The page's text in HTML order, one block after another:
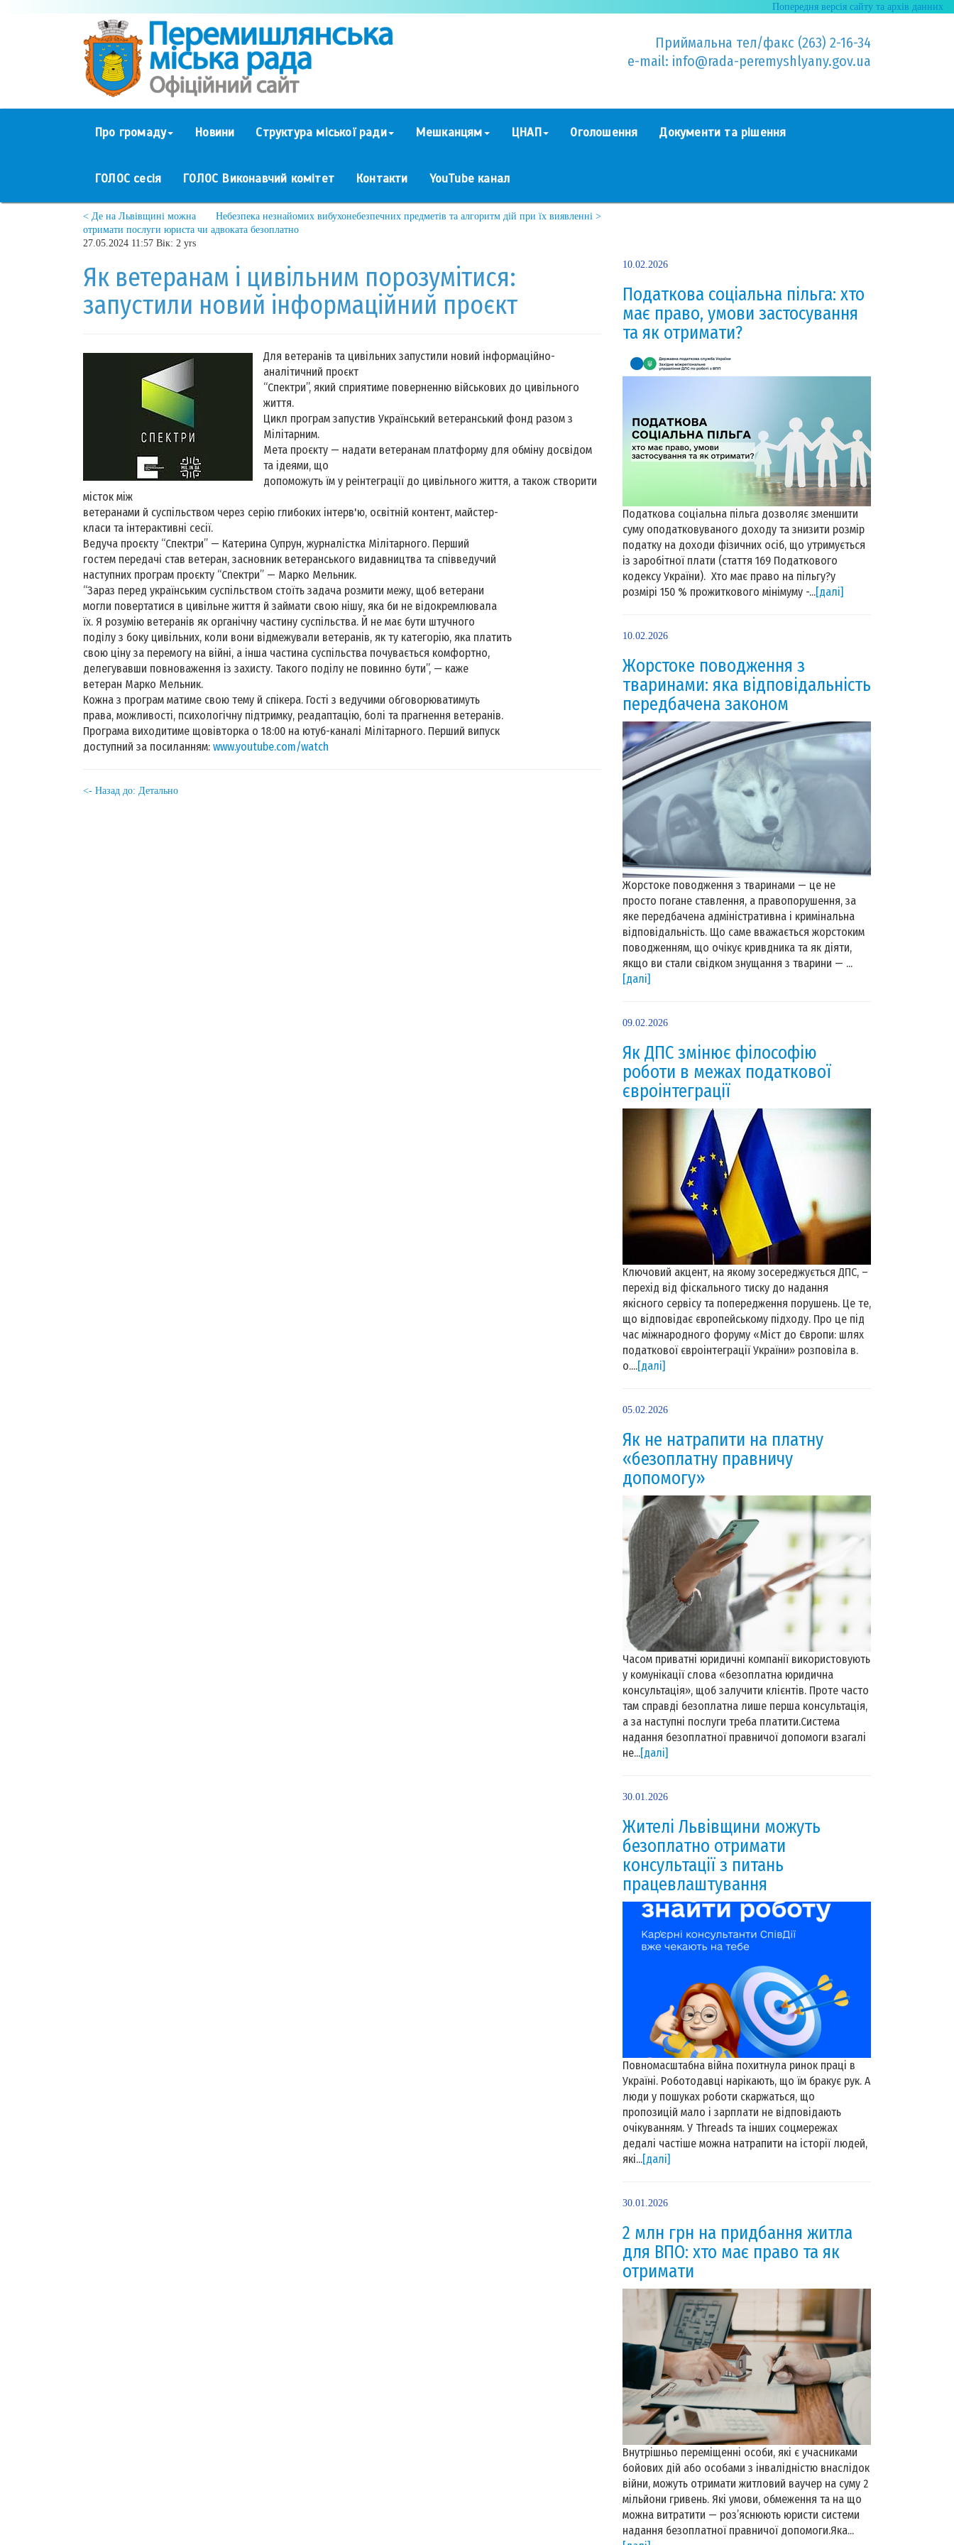
Попередня версія сайту та архів данних
Приймальна тел/факс (263) 2-16-34
e-mail: info@rada-peremyshlyany.gov.ua
Про громаду Новини Структура міської ради Мешканцям ЦНАП Оголошення Документи та рішення
ГОЛОС сесія ГОЛОС Виконавчий комітет Контакти YouTube канал
Небезпека незнайомих вибухонебезпечних предметів та алгоритм дій при їх виявленні >
< Де на Львівщині можна
отримати послуги юриста чи адвоката безоплатно
27.05.2024 11:57 Вік: 2 yrs
Як ветеранам і цивільним порозумітися:
запустили новий інформаційний проєкт
Для ветеранів та цивільних запустили новий інформаційно-
аналітичний проєкт
“Спектри”, який сприятиме поверненню військових до цивільного
життя.
Цикл програм запустив Український ветеранський фонд разом з
Мілітарним.
Мета проєкту — надати ветеранам платформу для обміну досвідом
та ідеями, що
допоможуть їм у реінтеграції до цивільного життя, а також створити
місток між
ветеранами й суспільством через серію глибоких інтерв'ю, освітній контент, майстер-
класи та інтерактивні сесії.
Ведуча проєкту “Спектри” — Катерина Супрун, журналістка Мілітарного. Перший
гостем передачі став ветеран, засновник ветеранського видавництва та співведучий
наступних програм проєкту “Спектри” — Марко Мельник.
“Зараз перед українським суспільством стоїть задача розмити межу, щоб ветерани
могли повертатися в цивільне життя й займати свою нішу, яка би не відокремлювала
їх. Я розумію ветеранів як органічну частину суспільства. Й не має бути штучного
поділу з боку цивільних, коли вони відмежували ветеранів, як ту категорію, яка платить
свою ціну за перемогу на війні, а інша частина суспільства почувається комфортно,
делегувавши повноваження із захисту. Такого поділу не повинно бути”, — каже
ветеран Марко Мельник.
Кожна з програм матиме свою тему й спікера. Гості з ведучими обговорюватимуть
права, можливості, психологічну підтримку, реадаптацію, болі та прагнення ветеранів.
Програма виходитиме щовівторка о 18:00 на ютуб-каналі Мілітарного. Перший випуск
доступний за посиланням: www.youtube.com/watch
<- Назад до: Детально
10.02.2026
Податкова соціальна пільга: хто
має право, умови застосування
та як отримати?
Податкова соціальна пільга дозволяє зменшити
суму оподатковуваного доходу та знизити розмір
податку на доходи фізичних осіб, що утримується
із заробітної плати (стаття 169 Податкового
кодексу України). Хто має право на пільгу?у
розмірі 150 % прожиткового мінімуму -...[далі]
10.02.2026
Жорстоке поводження з
тваринами: яка відповідальність
передбачена законом
Жорстоке поводження з тваринами — це не
просто погане ставлення, а правопорушення, за
яке передбачена адміністративна і кримінальна
відповідальність. Що саме вважається жорстоким
поводженням, що очікує кривдника та як діяти,
якщо ви стали свідком знущання з тварини — ...
[далі]
09.02.2026
Як ДПС змінює філософію
роботи в межах податкової
євроінтеграції
Ключовий акцент, на якому зосереджується ДПС, –
перехід від фіскального тиску до надання
якісного сервісу та попередження порушень. Це те,
що відповідає європейському підходу. Про це під
час міжнародного форуму «Міст до Європи: шлях
податкової євроінтеграції України» розповіла в.
о....[далі]
05.02.2026
Як не натрапити на платну
«безоплатну правничу
допомогу»
Часом приватні юридичні компанії використовують
у комунікації слова «безоплатна юридична
консультація», щоб залучити клієнтів. Проте часто
там справді безоплатна лише перша консультація,
а за наступні послуги треба платити.Система
надання безоплатної правничої допомоги взагалі
не...[далі]
30.01.2026
Жителі Львівщини можуть
безоплатно отримати
консультації з питань
працевлаштування
Повномасштабна війна похитнула ринок праці в
Україні. Роботодавці нарікають, що їм бракує рук. А
люди у пошуках роботи скаржаться, що
пропозицій мало і зарплати не відповідають
очікуванням. У Threads та інших соцмережах
дедалі частіше можна натрапити на історії людей,
які...[далі]
30.01.2026
2 млн грн на придбання житла
для ВПО: хто має право та як
отримати
Внутрішньо переміщенні особи, які є учасниками
бойових дій або особами з інвалідністю внаслідок
війни, можуть отримати житловий ваучер на суму 2
мільйони гривень. Які умови, обмеження та на що
можна витратити — роз’яснюють юристи системи
надання безоплатної правничої допомоги.Яка...